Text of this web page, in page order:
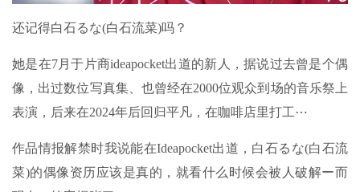
还记得白石るな(白石流菜)吗？
她是在7月于片商ideapocket出道的新人，据说过去曾是个偶
像，出过数位写真集、也曾经在2000位观众到场的音乐祭上
表演，后来在2024年后回归平凡，在咖啡店里打工⋯
作品情报解禁时我说能在Ideapocket出道，白石るな(白石流
菜)的偶像资历应该是真的，就看什么时候会被人破解ー而